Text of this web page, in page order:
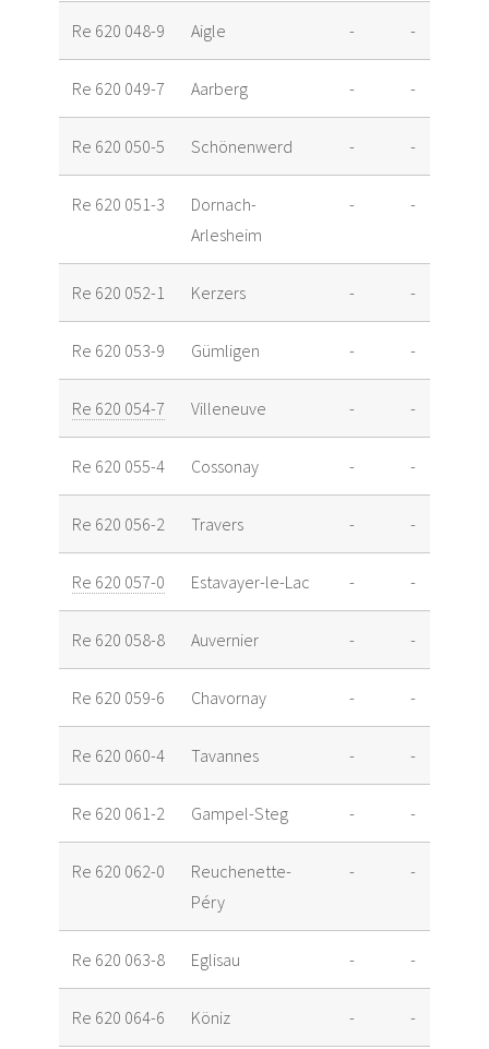
Re 620 048-9 Aigle - -
Re 620 049-7 Aarberg - -
Re 620 050-5 Schönenwerd - -
Re 620 051-3
Dornach-
Arlesheim
- -
Re 620 052-1 Kerzers - -
Re 620 053-9 Gümligen - -
Re 620 054-7 Villeneuve - -
Re 620 055-4 Cossonay - -
Re 620 056-2 Travers - -
Re 620 057-0 Estavayer-le-Lac - -
Re 620 058-8 Auvernier - -
Re 620 059-6 Chavornay - -
Re 620 060-4 Tavannes - -
Re 620 061-2 Gampel-Steg - -
Re 620 062-0
Reuchenette-
Péry
- -
Re 620 063-8 Eglisau - -
Re 620 064-6 Köniz - -